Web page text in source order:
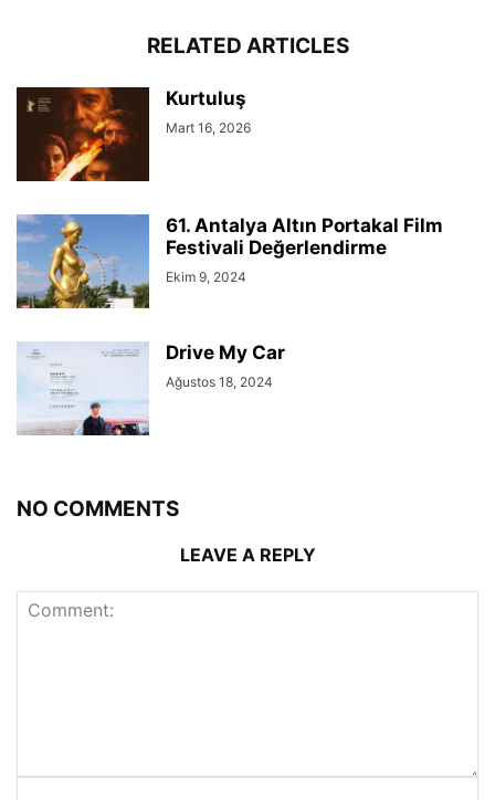
RELATED ARTICLES
Kurtuluş
Mart 16, 2026
61. Antalya Altın Portakal Film
Festivali Değerlendirme
Ekim 9, 2024
Drive My Car
Ağustos 18, 2024
NO COMMENTS
LEAVE A REPLY